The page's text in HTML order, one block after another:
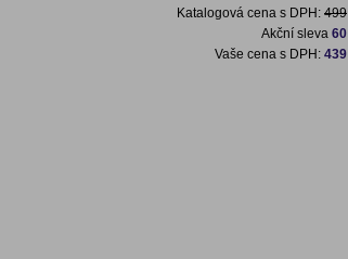
Katalogová cena s DPH: 499
Akční sleva 60
Vaše cena s DPH: 439